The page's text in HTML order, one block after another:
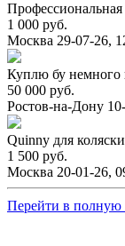
1 000 руб.
Москва 29-07-26,
Куплю бу
50 000 руб.
Ростов-на-Дону
Quinny для
1 500 руб.
Москва 20-01-26,
Перейти в полную